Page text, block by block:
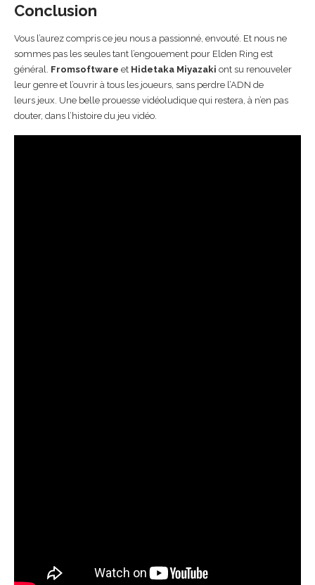
Conclusion
Vous l’aurez compris ce jeu nous a passionné, envouté. Et nous ne
sommes pas les seules tant l’engouement pour Elden Ring est
général. Fromsoftware et Hidetaka Miyazaki ont su renouveler
leur genre et l’ouvrir à tous les joueurs, sans perdre l’ADN de
leurs jeux. Une belle prouesse vidéoludique qui restera, à n’en pas
douter, dans l’histoire du jeu vidéo.